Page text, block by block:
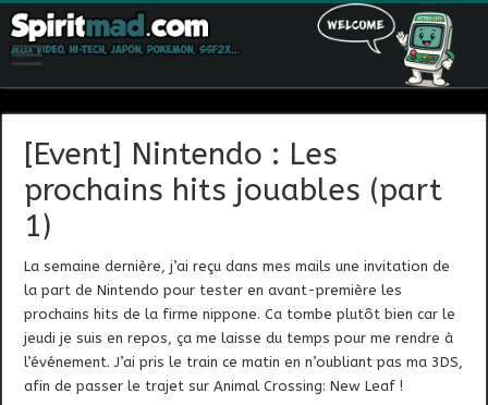
[Event] Nintendo : Les
prochains hits jouables (part
1)
La semaine dernière, j’ai reçu dans mes mails une invitation de
la part de Nintendo pour tester en avant-première les
prochains hits de la firme nippone. Ca tombe plutôt bien car le
jeudi je suis en repos, ça me laisse du temps pour me rendre à
l’événement. J’ai pris le train ce matin en n’oubliant pas ma 3DS,
afin de passer le trajet sur Animal Crossing: New Leaf !